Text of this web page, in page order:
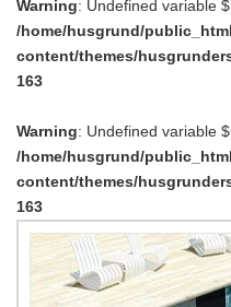
Warning: Undefined variable
/home/husgrund/
content/themes/
163
Warning: Undefined variable
/home/husgrund/
content/themes/
163